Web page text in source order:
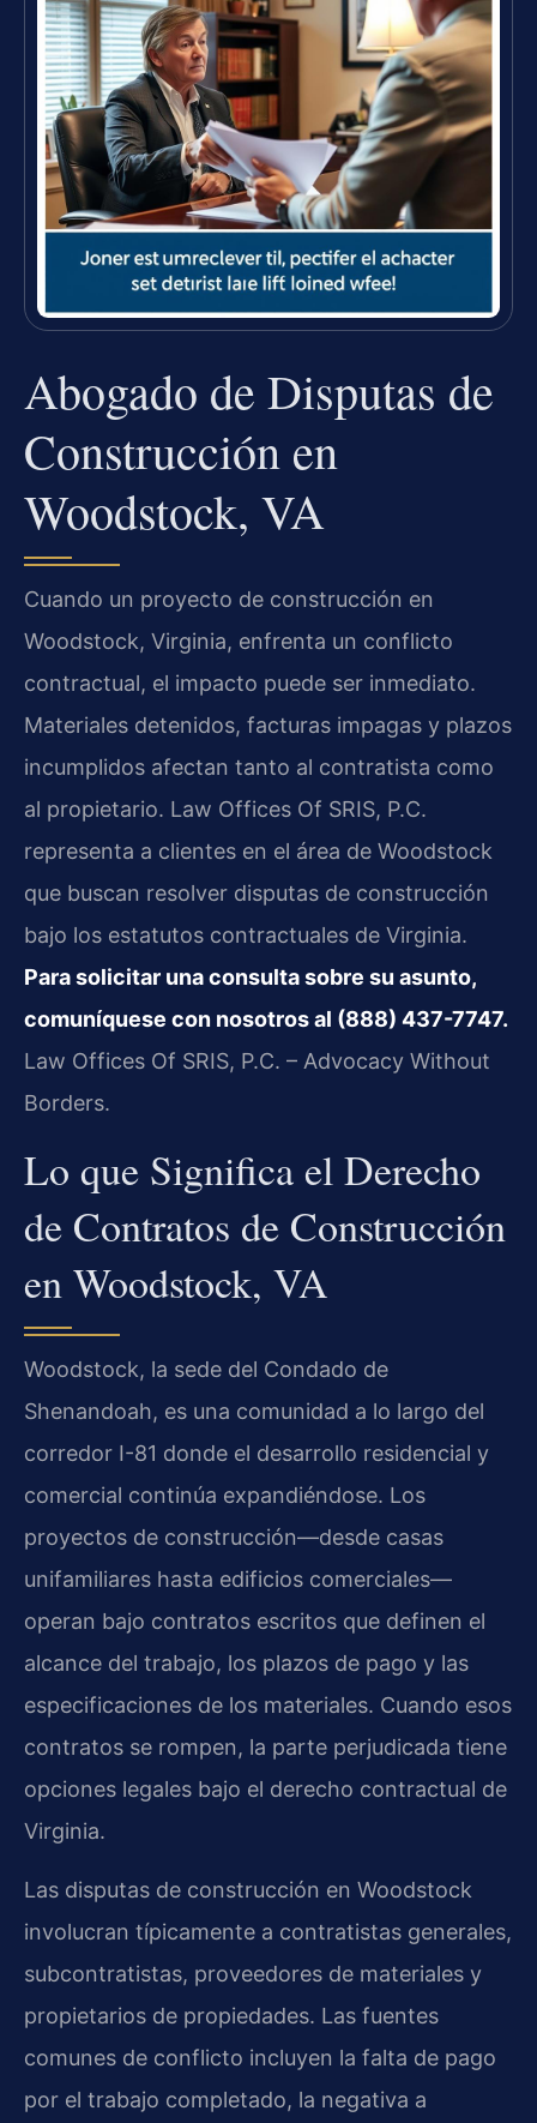
Abogado de Disputas de
Construcción en
Woodstock, VA
Cuando un proyecto de construcción en
Woodstock, Virginia, enfrenta un conflicto
contractual, el impacto puede ser inmediato.
Materiales detenidos, facturas impagas y plazos
incumplidos afectan tanto al contratista como
al propietario. Law Offices Of SRIS, P.C.
representa a clientes en el área de Woodstock
que buscan resolver disputas de construcción
bajo los estatutos contractuales de Virginia.
Para solicitar una consulta sobre su asunto,
comuníquese con nosotros al (888) 437-7747.
Law Offices Of SRIS, P.C. – Advocacy Without
Borders.
Lo que Significa el Derecho
de Contratos de Construcción
en Woodstock, VA
Woodstock, la sede del Condado de
Shenandoah, es una comunidad a lo largo del
corredor I-81 donde el desarrollo residencial y
comercial continúa expandiéndose. Los
proyectos de construcción—desde casas
unifamiliares hasta edificios comerciales—
operan bajo contratos escritos que definen el
alcance del trabajo, los plazos de pago y las
especificaciones de los materiales. Cuando esos
contratos se rompen, la parte perjudicada tiene
opciones legales bajo el derecho contractual de
Virginia.
Las disputas de construcción en Woodstock
involucran típicamente a contratistas generales,
subcontratistas, proveedores de materiales y
propietarios de propiedades. Las fuentes
comunes de conflicto incluyen la falta de pago
por el trabajo completado, la negativa a